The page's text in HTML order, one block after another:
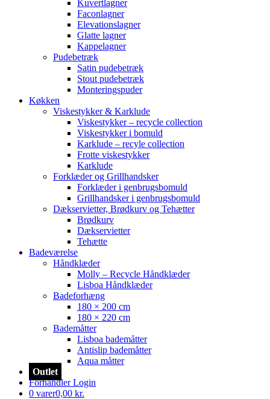
Kuvertlagner
Faconlagner
Elevationslagner
Glatte lagner
Kappelagner
Pudebetræk
Satin pudebetræk
Stout pudebetræk
Monteringspuder
Køkken
Viskestykker & Karklude
Viskestykker – recycle collection
Viskestykker i bomuld
Karklude – recyle collection
Frotte viskestykker
Karklude
Forklæder og Grillhandsker
Forklæder i genbrugsbomuld
Grillhandsker i genbrugsbomuld
Dækservietter, Brødkurv og Tehætter
Brødkurv
Dækservietter
Tehætte
Badeværelse
Håndklæder
Molly – Recycle Håndklæder
Lisboa Håndklæder
Badeforhæng
180 × 200 cm
180 × 220 cm
Bademåtter
Lisboa bademåtter
Antislip bademåtter
Aqua måtter
Outlet
Forhandler Login
0 varer0,00 kr.